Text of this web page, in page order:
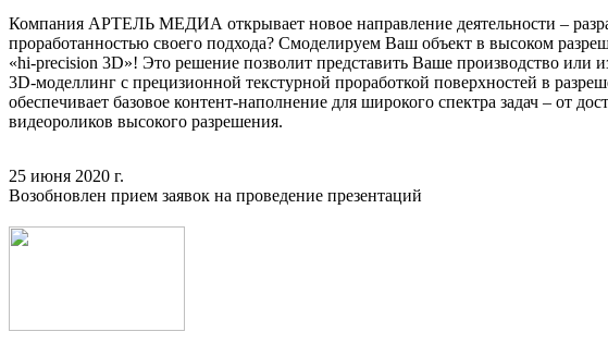
Компания АРТЕЛЬ МЕДИА открывает новое направление деятельности –
проработанностью своего подхода? Смоделируем Ваш объект в высоком
«hi-precision 3D»! Это решение позволит представить Ваше производство или
3D-моделлинг с прецизионной текстурной проработкой поверхностей в
обеспечивает базовое контент-наполнение для широкого спектра задач – от
видеороликов высокого разрешения.
25 июня 2020 г.
Возобновлен прием заявок на проведение презентаций